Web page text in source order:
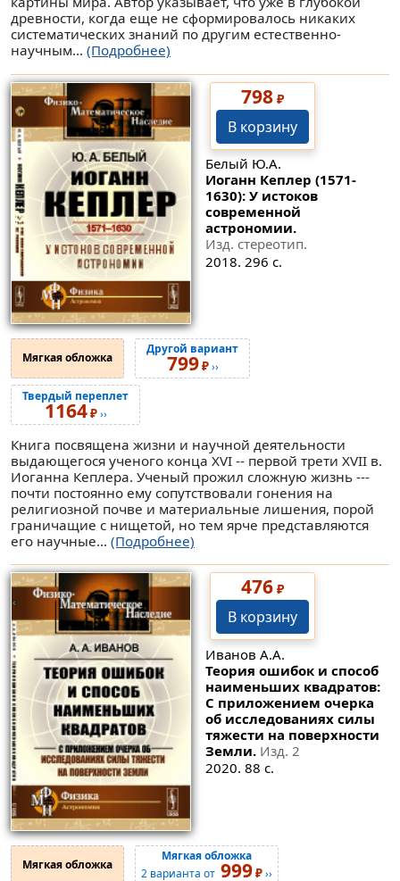
древности, когда еще не сформировалось никаких
систематических знаний по другим естественно-
научным... (Подробнее)
798₽
В корзину
Белый Ю.А.
Иоганн Кеплер (1571-
1630): У истоков
современной
астрономии.
Изд. стереотип.
2018. 296 с.
Мягкая обложка
Другой вариант
799₽››
Твердый переплет
1164₽››
Книга посвящена жизни и научной деятельности
выдающегося ученого конца XVI -- первой трети XVII в.
Иоганна Кеплера. Ученый прожил сложную жизнь ---
почти постоянно ему сопутствовали гонения на
религиозной почве и материальные лишения, порой
граничащие с нищетой, но тем ярче представляются
его научные... (Подробнее)
476₽
В корзину
Иванов А.А.
Теория ошибок и способ
наименьших квадратов:
С приложением очерка
об исследованиях силы
тяжести на поверхности
Земли. Изд. 2
2020. 88 с.
Мягкая обложка
Мягкая обложка
2 варианта от 999₽››